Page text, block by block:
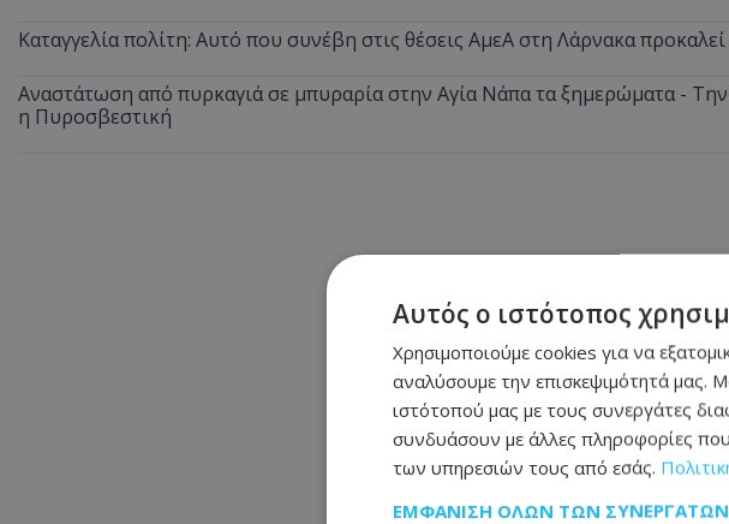
Καταγγελία πολίτη: Αυτό που συνέβη στις θέσεις ΑμεΑ στη Λάρνακα
Αναστάτωση από πυρκαγιά σε μπυραρία στην Αγία Νάπα τα ξημερώματα - Την
η Πυροσβεστική
Αυτός ο ιστότοπος
Χρησιμοποιούμε cookies για να
αναλύσουμε την επισκεψιμότητά μας.
ιστότοπού μας με τους συνεργάτες
συνδυάσουν με άλλες πληροφορίες
των υπηρεσιών τους από εσάς.
ΕΜΦΆΝΙΣΗ ΌΛΩΝ ΤΩΝ ΣΥΝΕΡΓΑΤΏΝ